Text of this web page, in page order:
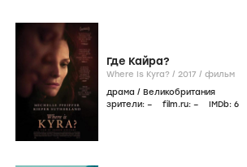
Где Кайра?
Where Is Kyra? / 2017 / фильм
драма / Великобритания
зрители: – film.ru: – IMDb: 6